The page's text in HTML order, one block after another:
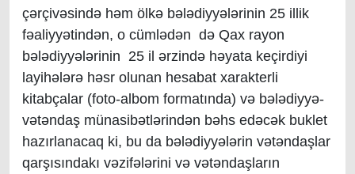
çərçivəsində həm ölkə bələdiyyələrinin 25 illik
fəaliyyətindən, o cümlədən də Qax rayon
bələdiyyələrinin 25 il ərzində həyata keçirdiyi
layihələrə həsr olunan hesabat xarakterli
kitabçalar (foto-albom formatında) və bələdiyyə-
vətəndaş münasibətlərindən bəhs edəcək buklet
hazırlanacaq ki, bu da bələdiyyələrin vətəndaşlar
qarşısındakı vəzifələrini və vətəndaşların